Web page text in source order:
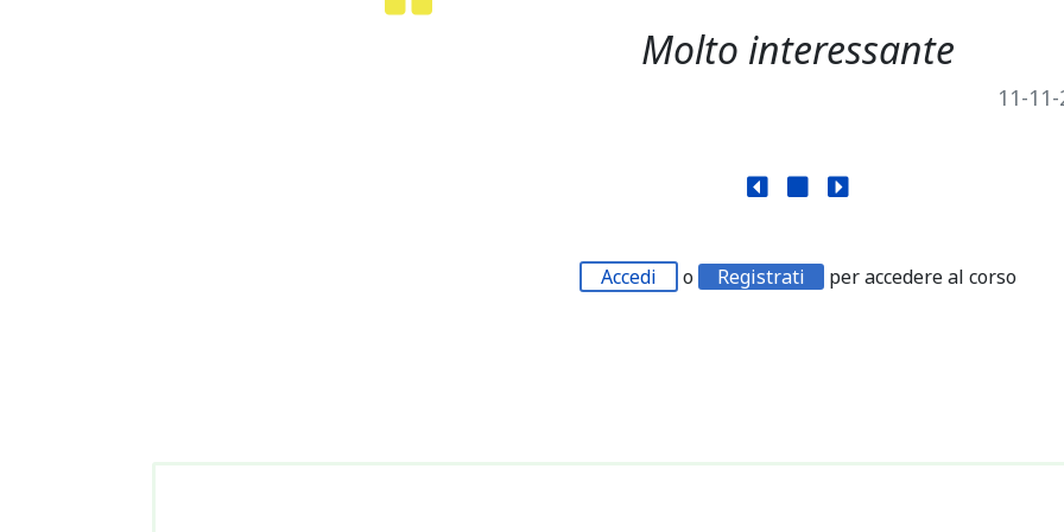
Molto interessante
11-
Accedi o Registrati per accedere al corso